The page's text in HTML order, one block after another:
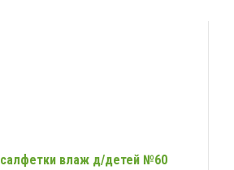
влаж д/детей №60